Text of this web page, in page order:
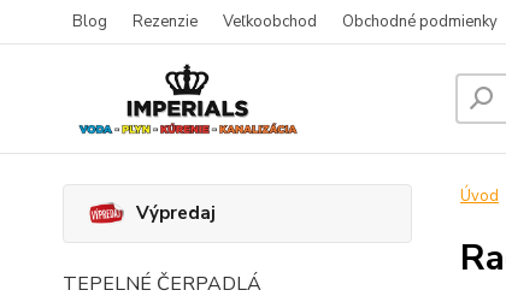
Blog Rezenzie Veľkoobchod Obchodné podmienky
Výpredaj
TEPELNÉ ČERPADLÁ
Úvod